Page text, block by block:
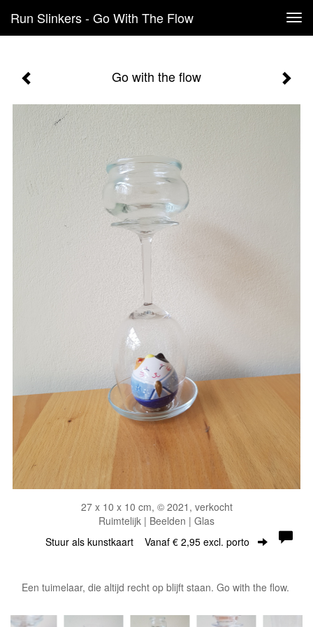
Run Slinkers - Go With The Flow
Go with the flow
27 x 10 x 10 cm, © 2021, verkocht
Ruimtelijk | Beelden | Glas
Stuur als kunstkaart Vanaf € 2,95 excl. porto
Een tuimelaar, die altijd recht op blijft staan. Go with the flow.